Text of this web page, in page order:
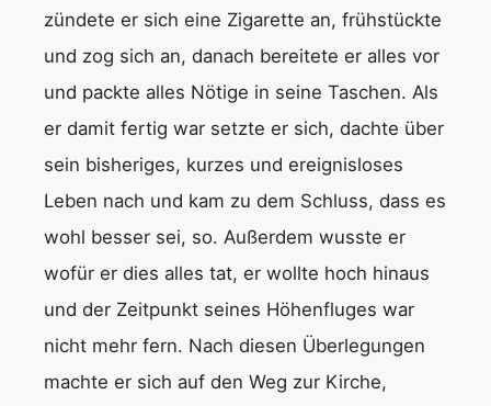
zündete er sich eine Zigarette an, frühstückte
und zog sich an, danach bereitete er alles vor
und packte alles Nötige in seine Taschen. Als
er damit fertig war setzte er sich, dachte über
sein bisheriges, kurzes und ereignisloses
Leben nach und kam zu dem Schluss, dass es
wohl besser sei, so. Außerdem wusste er
wofür er dies alles tat, er wollte hoch hinaus
und der Zeitpunkt seines Höhenfluges war
nicht mehr fern. Nach diesen Überlegungen
machte er sich auf den Weg zur Kirche,